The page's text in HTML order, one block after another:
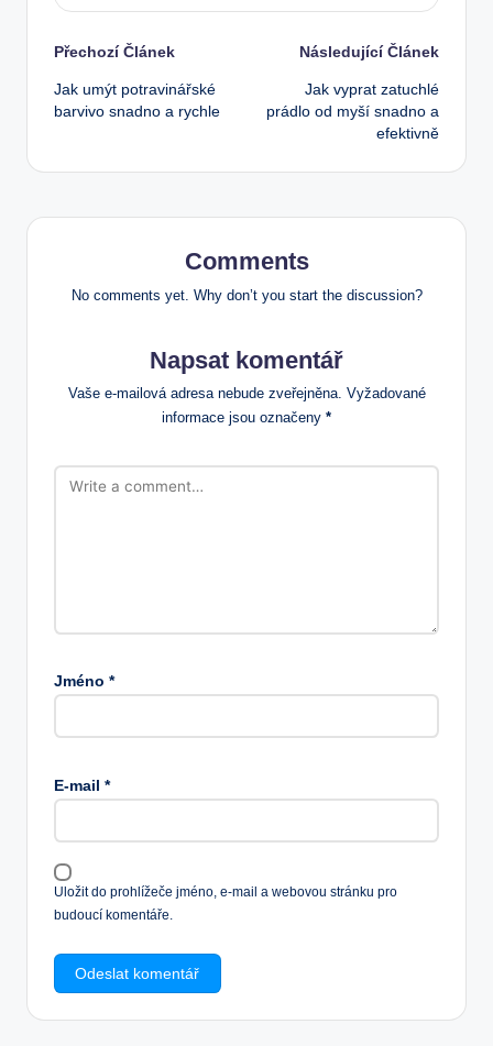
Post
navigation
Přechozí Článek
Jak umýt potravinářské
barvivo snadno a rychle
Následující Článek
Jak vyprat zatuchlé
prádlo od myší snadno a
efektivně
Comments
No comments yet. Why don’t you start the discussion?
Napsat komentář
Vaše e-mailová adresa nebude zveřejněna. Vyžadované
informace jsou označeny *
Jméno *
E-mail *
Uložit do prohlížeče jméno, e-mail a webovou stránku pro
budoucí komentáře.